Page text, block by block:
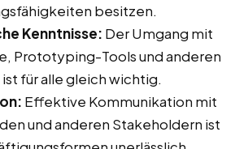
besitzen.
Kenntnisse: Der Umgang mit
Prototyping-Tools und anderen
für alle gleich wichtig.
Effektive Kommunikation mit
und anderen Stakeholdern ist